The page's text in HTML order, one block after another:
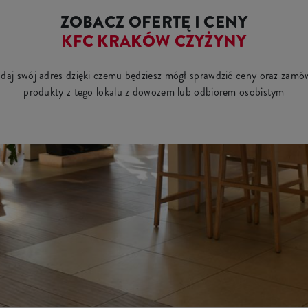
ZOBACZ OFERTĘ I CENY
KFC KRAKÓW CZYŻYNY
swój adres dzięki czemu będziesz mógł sprawdzić ceny oraz
produkty z tego lokalu z dowozem lub odbiorem osobistym